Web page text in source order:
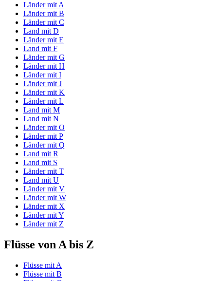
Länder mit A
Länder mit B
Länder mit C
Land mit D
Länder mit E
Land mit F
Länder mit G
Länder mit H
Länder mit I
Länder mit J
Länder mit K
Länder mit L
Land mit M
Land mit N
Länder mit O
Länder mit P
Länder mit Q
Land mit R
Land mit S
Länder mit T
Land mit U
Länder mit V
Länder mit W
Länder mit X
Länder mit Y
Länder mit Z
Flüsse von A bis Z
Flüsse mit A
Flüsse mit B